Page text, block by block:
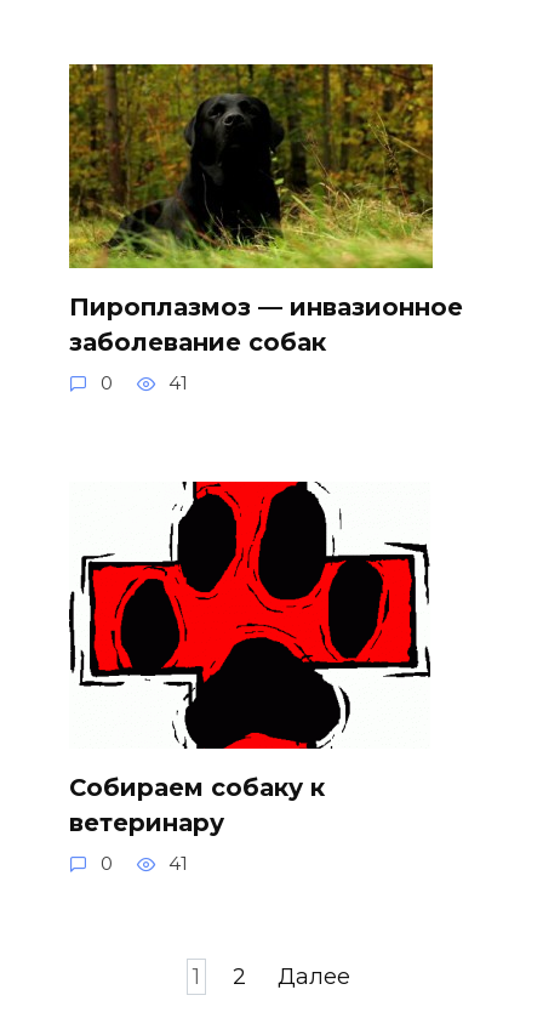
Пироплазмоз — инвазионное
заболевание собак
0 41
Собираем собаку к
ветеринару
0 41
1 2 Далее